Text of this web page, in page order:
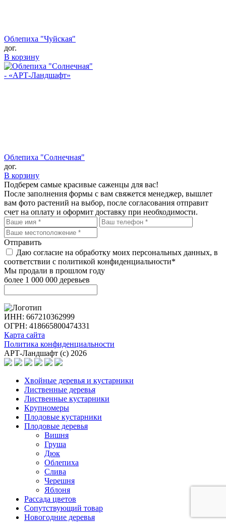
Облепиха "Чуйская"
дог.
В корзину
Облепиха "Солнечная"
дог.
В корзину
Подберем самые красивые саженцы для вас!
После заполнения формы с вам свяжется менеджер, вышлет
вам фото растений на выбор, после согласования отправит
счет на оплату и оформит доставку при необходимости.
Отправить
Даю согласие на обработку моих персональных данных, в
соответствии с политикой конфиденциальности*
Мы продали в прошлом году
более 1 000 000 деревьев
ИНН: 667210362999
ОГРН: 418665800474331
Карта сайта
Политика конфиденциальности
АРТ-Ландшафт (с) 2026
Хвойные деревья и кустарники
Лиственные деревья
Лиственные кустарники
Крупномеры
Плодовые кустарники
Плодовые деревья
Вишня
Груша
Дюк
Облепиха
Слива
Черешня
Яблоня
Рассада цветов
Сопутствующий товар
Новогодние деревья